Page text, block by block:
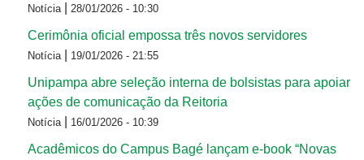
Notícia 28/01/2026 - 10:30
Cerimônia oficial empossa três novos servidores
Notícia 19/01/2026 - 21:55
Unipampa abre seleção interna de bolsistas para apoiar
ações de comunicação da Reitoria
Notícia 16/01/2026 - 10:39
Acadêmicos do Campus Bagé lançam e-book “Novas